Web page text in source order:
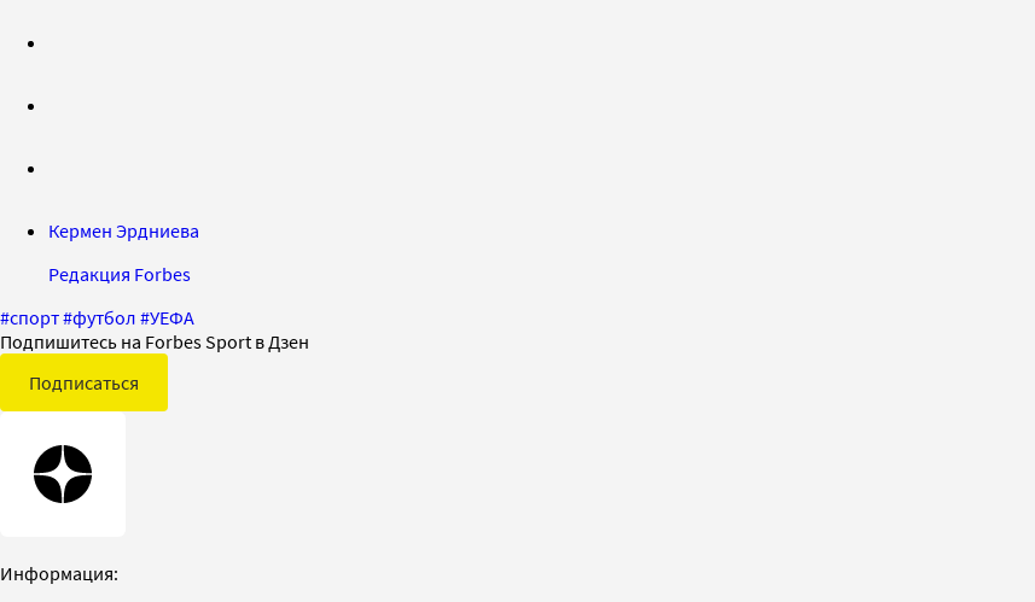
Кермен Эрдниева
Редакция Forbes
#спорт#футбол #УЕФА
Подпишитесь на Forbes Sport в Дзен
Подписаться
Информация: